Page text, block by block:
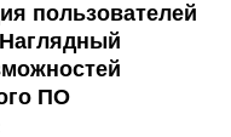
пользователей
ПО